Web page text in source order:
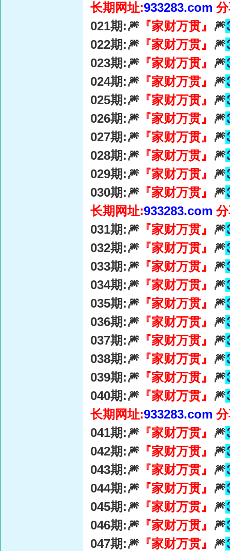
长期网址:933283.com
021期:🎆 『家财万贯』 🎆
022期:🎆 『家财万贯』 🎆
023期:🎆 『家财万贯』 🎆
024期:🎆 『家财万贯』 🎆
025期:🎆 『家财万贯』 🎆
026期:🎆 『家财万贯』 🎆
027期:🎆 『家财万贯』 🎆
028期:🎆 『家财万贯』 🎆
029期:🎆 『家财万贯』 🎆
030期:🎆 『家财万贯』 🎆
长期网址:933283.com
031期:🎆 『家财万贯』 🎆
032期:🎆 『家财万贯』 🎆
033期:🎆 『家财万贯』 🎆
034期:🎆 『家财万贯』 🎆
035期:🎆 『家财万贯』 🎆
036期:🎆 『家财万贯』 🎆
037期:🎆 『家财万贯』 🎆
038期:🎆 『家财万贯』 🎆
039期:🎆 『家财万贯』 🎆
040期:🎆 『家财万贯』 🎆
长期网址:933283.com
041期:🎆 『家财万贯』 🎆
042期:🎆 『家财万贯』 🎆
043期:🎆 『家财万贯』 🎆
044期:🎆 『家财万贯』 🎆
045期:🎆 『家财万贯』 🎆
046期:🎆 『家财万贯』 🎆
047期:🎆 『家财万贯』 🎆